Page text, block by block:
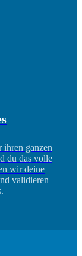
ihren ganzen
du das volle
wir deine
validieren